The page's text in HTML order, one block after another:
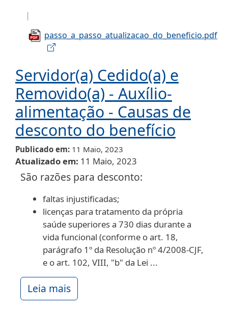
passo_a_passo_atualizacao_do_beneficio.pdf
Servidor(a) Cedido(a) e
Removido(a) - Auxílio-
alimentação - Causas de
desconto do benefício
Publicado em 11 Maio, 2023
Atualizado em 11 Maio, 2023
São razões para desconto:
faltas injustificadas;
licenças para tratamento da própria
saúde superiores a 730 dias durante a
vida funcional (conforme o art. 18,
parágrafo 1º da Resolução nº 4/2008-CJF,
e o art. 102, VIII, "b" da Lei ...
Leia mais